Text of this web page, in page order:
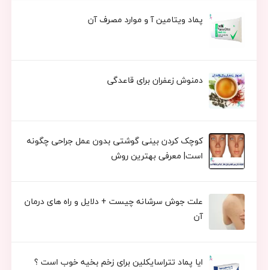
پماد ویتامین آ و موارد مصرف آن
دمنوش زعفران برای قاعدگی
کوچک کردن بینی گوشتی بدون عمل جراحی چگونه
است| معرفی بهترین روش
علت جوش سرشانه چیست + دلایل و راه های درمان
آن
ایا پماد تتراسایکلین برای زخم بخیه خوب است ؟